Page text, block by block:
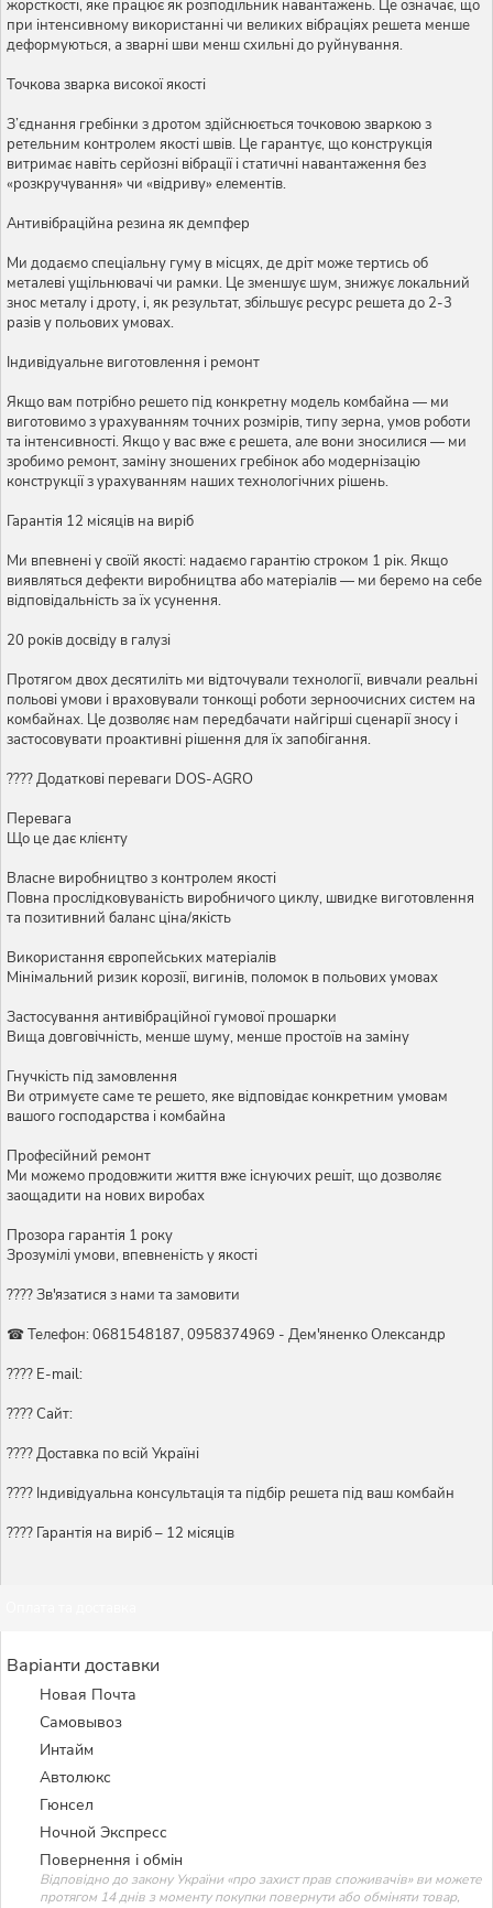
жорсткості, яке працює як розподільник навантажень. Це означає, що
при інтенсивному використанні чи великих вібраціях решета менше
деформуються, а зварні шви менш схильні до руйнування.
Точкова зварка високої якості
З’єднання гребінки з дротом здійснюється точковою зваркою з
ретельним контролем якості швів. Це гарантує, що конструкція
витримає навіть серйозні вібрації і статичні навантаження без
«розкручування» чи «відриву» елементів.
Антивібраційна резина як демпфер
Ми додаємо спеціальну гуму в місцях, де дріт може тертись об
металеві ущільнювачі чи рамки. Це зменшує шум, знижує локальний
знос металу і дроту, і, як результат, збільшує ресурс решета до 2-3
разів у польових умовах.
Індивідуальне виготовлення і ремонт
Якщо вам потрібно решето під конкретну модель комбайна — ми
виготовимо з урахуванням точних розмірів, типу зерна, умов роботи
та інтенсивності. Якщо у вас вже є решета, але вони зносилися — ми
зробимо ремонт, заміну зношених гребінок або модернізацію
конструкції з урахуванням наших технологічних рішень.
Гарантія 12 місяців на виріб
Ми впевнені у своїй якості: надаємо гарантію строком 1 рік. Якщо
виявляться дефекти виробництва або матеріалів — ми беремо на себе
відповідальність за їх усунення.
20 років досвіду в галузі
Протягом двох десятиліть ми відточували технології, вивчали реальні
польові умови і враховували тонкощі роботи зерноочисних систем на
комбайнах. Це дозволяє нам передбачати найгірші сценарії зносу і
застосовувати проактивні рішення для їх запобігання.
???? Додаткові переваги DOS-AGRO
Перевага
Що це дає клієнту
Власне виробництво з контролем якості
Повна прослідковуваність виробничого циклу, швидке виготовлення
та позитивний баланс ціна/якість
Використання європейських матеріалів
Мінімальний ризик корозії, вигинів, поломок в польових умовах
Застосування антивібраційної гумової прошарки
Вища довговічність, менше шуму, менше простоїв на заміну
Гнучкість під замовлення
Ви отримуєте саме те решето, яке відповідає конкретним умовам
вашого господарства і комбайна
Професійний ремонт
Ми можемо продовжити життя вже існуючих решіт, що дозволяє
заощадити на нових виробах
Прозора гарантія 1 року
Зрозумілі умови, впевненість у якості
???? Зв'язатися з нами та замовити
☎ Телефон: 0681548187, 0958374969 - Дем'яненко Олександр
???? E-mail:
???? Сайт:
???? Доставка по всій Україні
????️ Індивідуальна консультація та підбір решета під ваш комбайн
???? Гарантія на виріб – 12 місяців
Варіанти доставки
Новая Почта
Самовывоз
Интайм
Автолюкс
Гюнсел
Ночной Экспресс
Повернення і обмін
Відповідно до закону України «про захист прав споживачів» ви можете
протягом 14 днів з моменту покупки повернути або обміняти товар,